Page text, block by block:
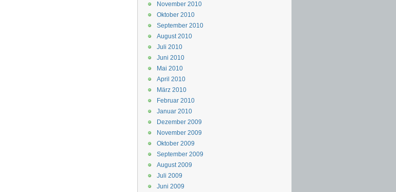
November 2010
Oktober 2010
September 2010
August 2010
Juli 2010
Juni 2010
Mai 2010
April 2010
März 2010
Februar 2010
Januar 2010
Dezember 2009
November 2009
Oktober 2009
September 2009
August 2009
Juli 2009
Juni 2009